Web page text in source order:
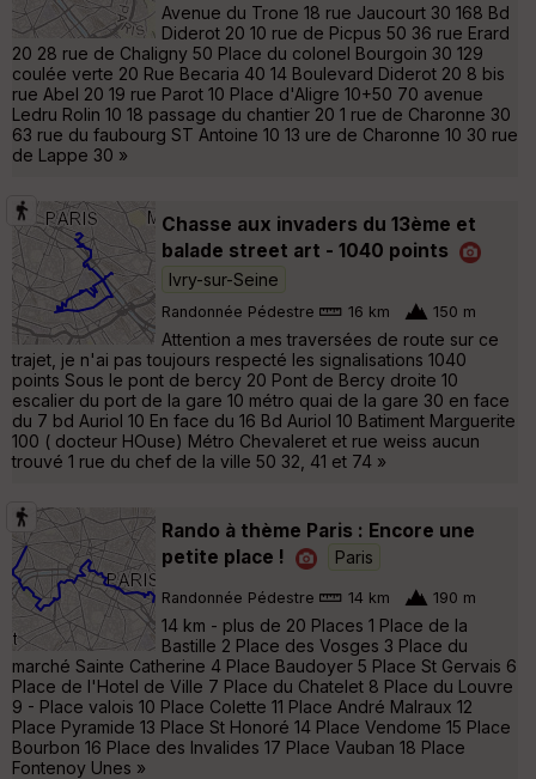
Avenue du Trone 18 rue Jaucourt 30 168 Bd
Diderot 20 10 rue de Picpus 50 36 rue Erard
20 28 rue de Chaligny 50 Place du colonel Bourgoin 30 129
coulée verte 20 Rue Becaria 40 14 Boulevard Diderot 20 8 bis
rue Abel 20 19 rue Parot 10 Place d'Aligre 10+50 70 avenue
Ledru Rolin 10 18 passage du chantier 20 1 rue de Charonne 30
63 rue du faubourg ST Antoine 10 13 ure de Charonne 10 30 rue
de Lappe 30 »
Chasse aux invaders du 13ème et
balade street art - 1040 points
Ivry-sur-Seine
Randonnée Pédestre 16 km 150 m
Attention a mes traversées de route sur ce
trajet, je n'ai pas toujours respecté les signalisations 1040
points Sous le pont de bercy 20 Pont de Bercy droite 10
escalier du port de la gare 10 métro quai de la gare 30 en face
du 7 bd Auriol 10 En face du 16 Bd Auriol 10 Batiment Marguerite
100 ( docteur HOuse) Métro Chevaleret et rue weiss aucun
trouvé 1 rue du chef de la ville 50 32, 41 et 74 »
Rando à thème Paris : Encore une
petite place !
Paris
Randonnée Pédestre 14 km 190 m
14 km - plus de 20 Places 1 Place de la
Bastille 2 Place des Vosges 3 Place du
marché Sainte Catherine 4 Place Baudoyer 5 Place St Gervais 6
Place de l'Hotel de Ville 7 Place du Chatelet 8 Place du Louvre
9 - Place valois 10 Place Colette 11 Place André Malraux 12
Place Pyramide 13 Place St Honoré 14 Place Vendome 15 Place
Bourbon 16 Place des Invalides 17 Place Vauban 18 Place
Fontenoy Unes »